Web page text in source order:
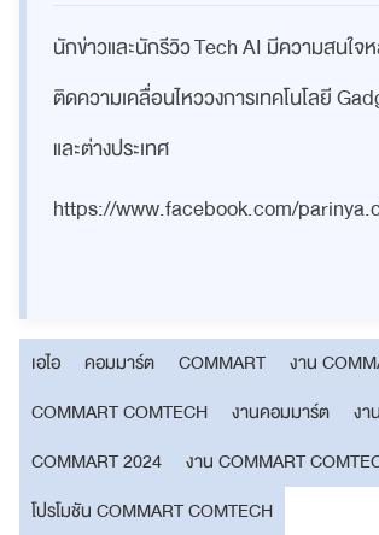
นักข่าวและนักรีวิว Tech AI มีความสนใจ
ติดความเคลื่อนไหววงการเทคโนโลยี
และต่างประเทศ
https://www.facebook.com/
เอไอ คอมมาร์ต COMMART
งาน
COMMART COMTECH
งานคอมมาร์ต
งา
COMMART 2024
งาน COMMART
โปรโมชัน COMMART COMTECH